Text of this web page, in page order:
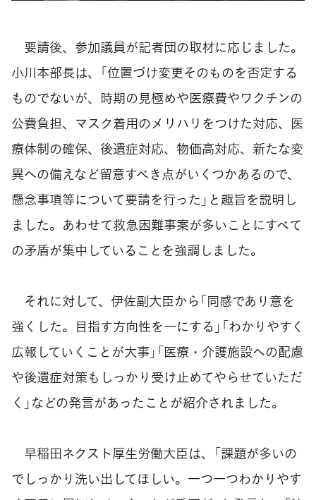
要請後、参加議員が記者団の取材に応じました。
小川本部長は、「位置づけ変更そのものを否定する
ものでないが、時期の見極めや医療費やワクチンの
公費負担、マスク着用のメリハリをつけた対応、医
療体制の確保、後遺症対応、物価高対応、新たな変
異への備えなど留意すべき点がいくつかあるので、
懸念事項等について要請を行った」と趣旨を説明し
ました。あわせて救急困難事案が多いことにすべて
の矛盾が集中していることを強調しました。
それに対して、伊佐副大臣から「同感であり意を
強くした。目指す方向性を一にする」「わかりやすく
広報していくことが大事」「医療・介護施設への配慮
や後遺症対策もしっかり受け止めてやらせていただ
く」などの発言があったことが紹介されました。
早稲田ネクスト厚生労働大臣は、「課題が多いの
でしっかり洗い出してほしい。一つ一つわかりやす